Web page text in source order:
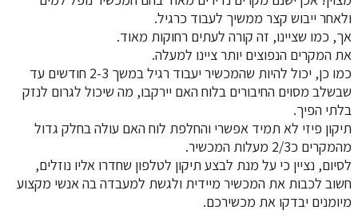
ולאחר ייבוש קצר ממשיך לעבוד כרגיל.
אך, כמו שציינו, זה קורה לעתים רחוקות מאוד.
את המקרים הנפוצים יותר ציינו למעלה.
כמו כן, יכול להיות שהמכשיר יעבוד רגיל במשך 2-3 חודשים עד
שבשלב מסוים החיבורים בלוח האם יירקבו, מה שיכול לגרום לנזק
בלתי הפיך.
​​​​​​​תיקון פיזי לא תמיד אפשרי והחלפת לוח האם עולה בחלק גדול
מהמקרים כ2/3 מעלות המכשיר.
לסיום, נציין כי על מנת לבצע תיקון לטלפון שחדרו אליו נוזלים,
חשוב לכבות את המכשיר מיידית ולגשת למעבדה בה אנשי מקצוע
מיומנים יבדקו את מכשירכם.